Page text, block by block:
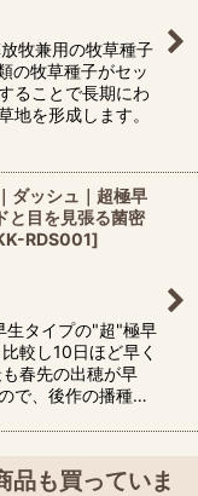
牧兼用の牧草種子
の牧草種子がセッ
ることで長期にわ
地を形成します。
ダッシュ｜超極早
と目を見張る菌密
RDS001]
タイプの"超"極早
較し10日ほど早く
春先の出穂が早
で、後作の播種…
品も買っていま